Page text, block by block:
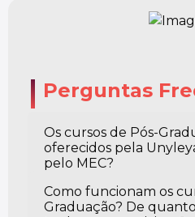
Perguntas
Os cursos de Pós-
oferecidos pela
pelo MEC?
Como funcionam os
Graduação? De